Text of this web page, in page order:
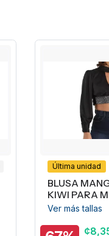
Última unidad
BLUSA
KIWI PARA
Ver más tallas
¢8,350